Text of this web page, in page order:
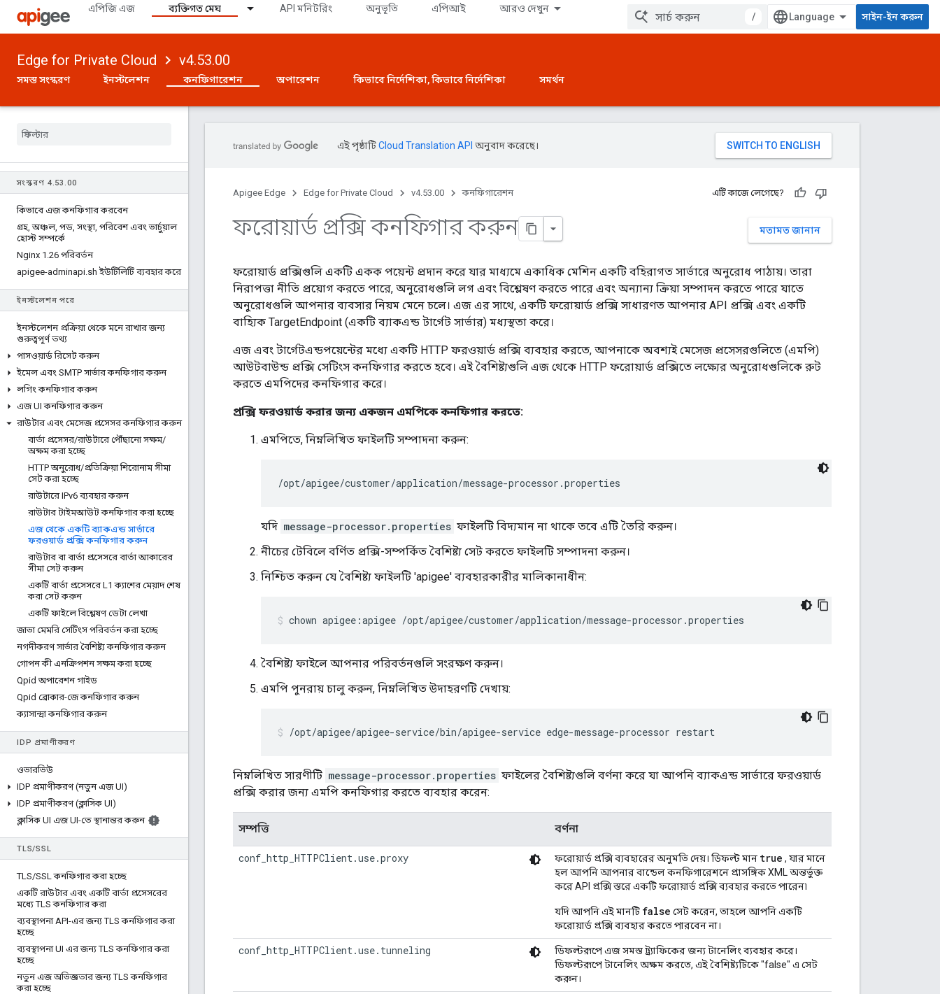
এপিজি এজ ব্যক্তিগত মেঘ API মনিটরিং অনুভূতি এপিআই আরও দেখুন
/ সাইন-ইন করুন
Edge for Private Cloud v4.53.00
সমস্ত সংস্করণ ইনস্টলেশন কনফিগারেশন অপারেশন কিভাবে নির্দেশিকা, কিভাবে নির্দেশিকা সমর্থন
সংস্করণ 4.53 .00
কিভাবে এজ কনফিগার করবেন
গ্রহ, অঞ্চল, পড, সংস্থা, পরিবেশ এবং ভার্চুয়াল
হোস্ট সম্পর্কে
Nginx 1 .26 পরিবর্তন
apigee-adminapi.sh ইউটিলিটি ব্যবহার করে
ইনস্টলেশন পরে
ইনস্টলেশন প্রক্রিয়া থেকে মনে রাখার জন্য
গুরুত্বপূর্ণ তথ্য
পাসওয়ার্ড রিসেট করুন
ইমেল এবং SMTP সার্ভার কনফিগার করুন
লগিং কনফিগার করুন
এজ UI কনফিগার করুন
রাউটার এবং মেসেজ প্রসেসর কনফিগার করুন
বার্তা প্রসেসর/রাউটারে পৌঁছানো সক্ষম/
অক্ষম করা হচ্ছে
HTTP অনুরোধ/প্রতিক্রিয়া শিরোনাম সীমা
সেট করা হচ্ছে
রাউটারে IPv6 ব্যবহার করুন
রাউটার টাইমআউট কনফিগার করা হচ্ছে
এজ থেকে একটি ব্যাকএন্ড সার্ভারে
ফরওয়ার্ড প্রক্সি কনফিগার করুন
রাউটার বা বার্তা প্রসেসরে বার্তা আকারের
সীমা সেট করুন
একটি বার্তা প্রসেসরে L1 ক্যাশের মেয়াদ শেষ
করা সেট করুন
একটি ফাইলে বিশ্লেষণ ডেটা লেখা
জাভা মেমরি সেটিংস পরিবর্তন করা হচ্ছে
নগদীকরণ সার্ভার বৈশিষ্ট্য কনফিগার করুন
গোপন কী এনক্রিপশন সক্ষম করা হচ্ছে
Qpid অপারেশন গাইড
Qpid ব্রোকার-জে কনফিগার করুন
ক্যাসান্দ্রা কনফিগার করুন
IDP প্রমাণীকরণ
ওভারভিউ
IDP প্রমাণীকরণ (নতুন এজ UI)
IDP প্রমাণীকরণ (ক্লাসিক UI)
ক্লাসিক UI এজ UI-তে স্থানান্তর করুন
TLS/SSL
TLS/SSL কনফিগার করা হচ্ছে
একটি রাউটার এবং একটি বার্তা প্রসেসরের
মধ্যে TLS কনফিগার করা
ব্যবস্থাপনা API-এর জন্য TLS কনফিগার করা
হচ্ছে
ব্যবস্থাপনা UI এর জন্য TLS কনফিগার করা
হচ্ছে
নতুন এজ অভিজ্ঞতার জন্য TLS কনফিগার
করা হচ্ছে
এই পৃষ্ঠাটিCloud Translation API অনুবাদ করেছে।
Apigee Edge Edge for Private Cloud v4.53.00 কনফিগারেশন এটি কাজে লেগেছে?
মতামত জানান
ফরোয়ার্ড প্রক্সি কনফিগার করুন
ফরোয়ার্ড প্রক্সিগুলি একটি একক পয়েন্ট প্রদান করে যার মাধ্যমে একাধিক মেশিন একটি বহিরাগত সার্ভারে অনুরোধ পাঠায়। তারা
নিরাপত্তা নীতি প্রয়োগ করতে পারে, অনুরোধগুলি লগ এবং বিশ্লেষণ করতে পারে এবং অন্যান্য ক্রিয়া সম্পাদন করতে পারে যাতে
অনুরোধগুলি আপনার ব্যবসার নিয়ম মেনে চলে। এজ এর সাথে, একটি ফরোয়ার্ড প্রক্সি সাধারণত আপনার API প্রক্সি এবং একটি
বাহ্যিক TargetEndpoint (একটি ব্যাকএন্ড টার্গেট সার্ভার) মধ্যস্থতা করে।
এজ এবং টার্গেটএন্ডপয়েন্টের মধ্যে একটি HTTP ফরওয়ার্ড প্রক্সি ব্যবহার করতে, আপনাকে অবশ্যই মেসেজ প্রসেসরগুলিতে (এমপি)
আউটবাউন্ড প্রক্সি সেটিংস কনফিগার করতে হবে। এই বৈশিষ্ট্যগুলি এজ থেকে HTTP ফরোয়ার্ড প্রক্সিতে লক্ষ্যের অনুরোধগুলিকে রুট
করতে এমপিদের কনফিগার করে।
প্রক্সি ফরওয়ার্ড করার জন্য একজন এমপিকে কনফিগার করতে:
এমপিতে, নিম্নলিখিত ফাইলটি সম্পাদনা করুন:
/opt/apigee/customer/application/message-processor.properties
যদি message-processor.properties ফাইলটি বিদ্যমান না থাকে তবে এটি তৈরি করুন।
নীচের টেবিলে বর্ণিত প্রক্সি-সম্পর্কিত বৈশিষ্ট্য সেট করতে ফাইলটি সম্পাদনা করুন।
নিশ্চিত করুন যে বৈশিষ্ট্য ফাইলটি 'apigee' ব্যবহারকারীর মালিকানাধীন:
chown apigee:apigee /opt/apigee/customer/application/message-processor.properties
বৈশিষ্ট্য ফাইলে আপনার পরিবর্তনগুলি সংরক্ষণ করুন।
এমপি পুনরায় চালু করুন, নিম্নলিখিত উদাহরণটি দেখায়:
/opt/apigee/apigee-service/bin/apigee-service edge-message-processor restart
নিম্নলিখিত সারণীটি message-processor.properties ফাইলের বৈশিষ্ট্যগুলি বর্ণনা করে যা আপনি ব্যাকএন্ড সার্ভারে ফরওয়ার্ড
প্রক্সি করার জন্য এমপি কনফিগার করতে ব্যবহার করেন:
সম্পত্তি বর্ণনা
conf_http_HTTPClient.use.proxy ফরোয়ার্ড প্রক্সি ব্যবহারের অনুমতি দেয়। ডিফল্ট মান true , যার মানে
হল আপনি আপনার বান্ডেল কনফিগারেশনে প্রাসঙ্গিক XML অন্তর্ভুক্ত
করে API প্রক্সি স্তরে একটি ফরোয়ার্ড প্রক্সি ব্যবহার করতে পারেন৷
যদি আপনি এই মানটি false সেট করেন, তাহলে আপনি একটি
ফরোয়ার্ড প্রক্সি ব্যবহার করতে পারবেন না।
conf_http_HTTPClient.use.tunneling
ডিফল্টরূপে এজ সমস্ত ট্র্যাফিকের জন্য টানেলিং ব্যবহার করে।
ডিফল্টরূপে টানেলিং অক্ষম করতে, এই বৈশিষ্ট্যটিকে "false" এ সেট
করুন।